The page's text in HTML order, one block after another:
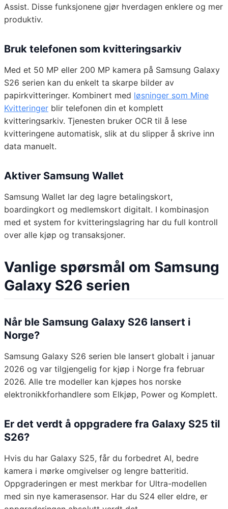
Assist. Disse funksjonene gjør hverdagen enklere og mer
produktiv.
Bruk telefonen som kvitteringsarkiv
Med et 50 MP eller 200 MP kamera på Samsung Galaxy
S26 serien kan du enkelt ta skarpe bilder av
papirkvitteringer. Kombinert med løsninger som Mine
Kvitteringer blir telefonen din et komplett
kvitteringsarkiv. Tjenesten bruker OCR til å lese
kvitteringene automatisk, slik at du slipper å skrive inn
data manuelt.
Aktiver Samsung Wallet
Samsung Wallet lar deg lagre betalingskort,
boardingkort og medlemskort digitalt. I kombinasjon
med et system for kvitteringslagring har du full kontroll
over alle kjøp og transaksjoner.
Vanlige spørsmål om Samsung
Galaxy S26 serien
Når ble Samsung Galaxy S26 lansert i
Norge?
Samsung Galaxy S26 serien ble lansert globalt i januar
2026 og var tilgjengelig for kjøp i Norge fra februar
2026. Alle tre modeller kan kjøpes hos norske
elektronikkforhandlere som Elkjøp, Power og Komplett.
Er det verdt å oppgradere fra Galaxy S25 til
S26?
Hvis du har Galaxy S25, får du forbedret AI, bedre
kamera i mørke omgivelser og lengre batteritid.
Oppgraderingen er mest merkbar for Ultra-modellen
med sin nye kamerasensor. Har du S24 eller eldre, er